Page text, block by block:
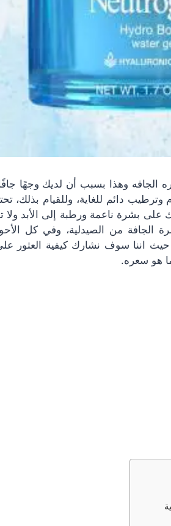
الجافه وهذا بسبب أن لديك وجهًا
دائم للغاية، وللقيام بذلك،
بشرة ناعمة ورطبة إلى الأبد
الجافة من الصيدلية، وفي كل
حيث اننا سوف نشارك كيفية العثور
هو سعره.